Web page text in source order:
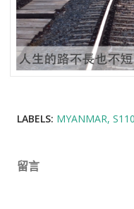
LABELS: MYANMAR S110
留言